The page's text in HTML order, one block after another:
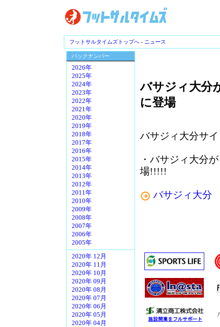
フットサルタイムズトップへ - ニュース
バックナンバー
2026年
2025年
2024年
2023年
2022年
2021年
2020年
2019年
2018年
2017年
2016年
2015年
2014年
2013年
2012年
2011年
2010年
2009年
2008年
2007年
2006年
2005年
2020年 12月
2020年 11月
2020年 10月
2020年 09月
2020年 08月
2020年 07月
2020年 06月
2020年 05月
2020年 04月
バサジィ大分
に登場
バサジィ大分サ
・バサジィ大分
場!!!!!
バサジィ大分